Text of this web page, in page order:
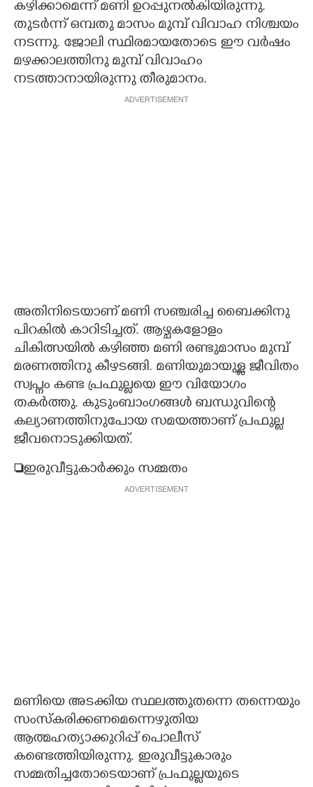
കഴിക്കാമെന്ന് മണി ഉറപ്പുനൽകിയിരുന്നു.
തുടർന്ന് ഒമ്പതു മാസം മുമ്പ് വിവാഹ നിശ്ചയം
നടന്നു. ജോലി സ്ഥിരമായതോടെ ഈ വർഷം
മഴക്കാലത്തിനു മുമ്പ് വിവാഹം
നടത്താനായിരുന്നു തീരുമാനം.
ADVERTISEMENT
അതിനിടെയാണ് മണി സഞ്ചരിച്ച ബൈക്കിനു
പിറകിൽ കാറിടിച്ചത്. ആഴ്ചകളോളം
ചികിത്സയിൽ കഴിഞ്ഞ മണി രണ്ടുമാസം മുമ്പ്
മരണത്തിനു കീഴടങ്ങി. മണിയുമായുള്ള ജീവിതം
സ്വപ്നം കണ്ട പ്രഫുല്ലയെ ഈ വിയോഗം
തകർത്തു. കുടുംബാംഗങ്ങൾ ബന്ധുവിന്റെ
കല്യാണത്തിനുപോയ സമയത്താണ് പ്രഫുല്ല
ജീവനൊടുക്കിയത്.
ഇരുവീട്ടുകാർക്കും സമ്മതം
ADVERTISEMENT
മണിയെ അടക്കിയ സ്ഥലത്തുതന്നെ തന്നെയും
സംസ്കരിക്കണമെന്നെഴുതിയ
ആത്മഹത്യാക്കുറിപ്പ് പൊലീസ്
കണ്ടെത്തിയിരുന്നു. ഇരുവീട്ടുകാരും
സമ്മതിച്ചതോടെയാണ് പ്രഫുല്ലയുടെ